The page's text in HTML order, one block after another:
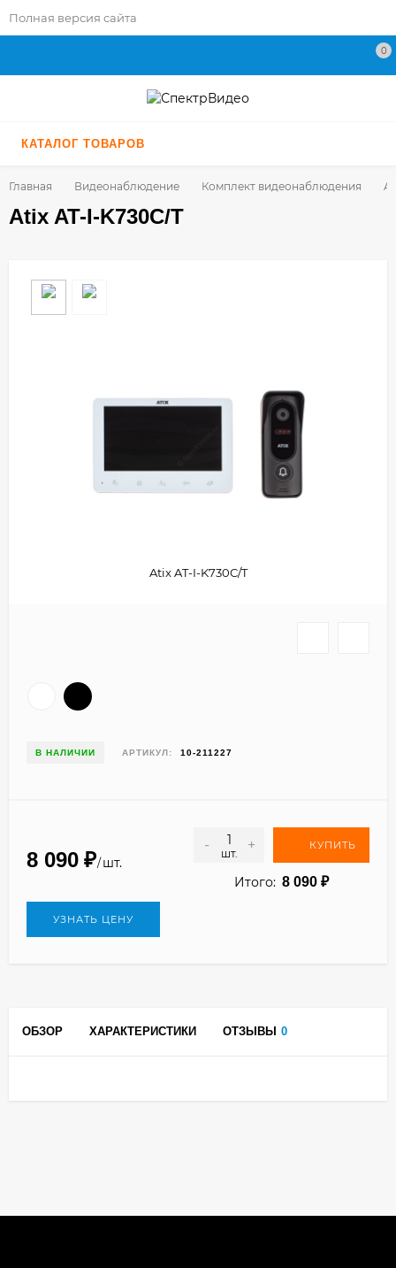
Полная версия сайта
0
КАТАЛОГ ТОВАРОВ
Главная Видеонаблюдение Комплект видеонаблюдения
Atix AT-I-K730C/T
Atix AT-I-K730C/T
В НАЛИЧИИ АРТИКУЛ: 10-211227
8 090 ₽/ шт.
-
шт.
+ КУПИТЬ
Итого: 8 090 ₽
УЗНАТЬ ЦЕНУ
ОБЗОР ХАРАКТЕРИСТИКИ ОТЗЫВЫ 0